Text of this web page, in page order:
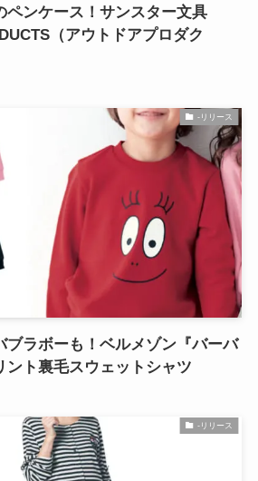
ペンケース！サンスター文具
（アウトドアプロダク
-リリース
ブラボーも！ベルメゾン『バーバ
ント裏毛スウェットシャツ
-リリース